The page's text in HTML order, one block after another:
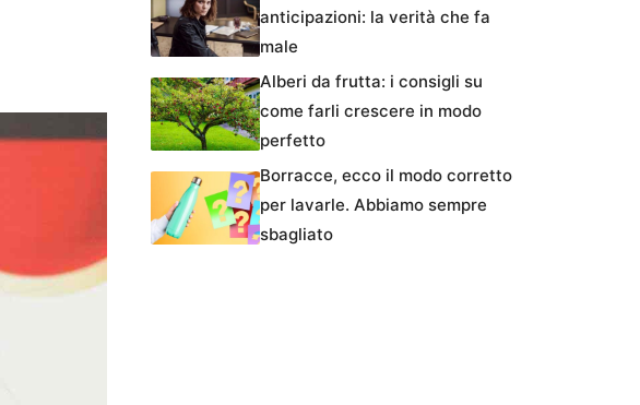
anticipazioni: la verità che fa
male
Alberi da frutta: i consigli su
come farli crescere in modo
perfetto
Borracce, ecco il modo corretto
per lavarle. Abbiamo sempre
sbagliato